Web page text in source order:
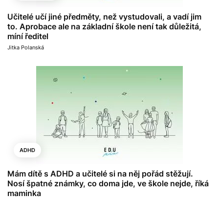
Učitelé učí jiné předměty, než vystudovali, a vadí jim
to. Aprobace ale na základní škole není tak důležitá,
míní ředitel
Jitka Polanská
ADHD
Mám dítě s ADHD a učitelé si na něj pořád stěžují.
Nosí špatné známky, co doma jde, ve škole nejde, říká
maminka